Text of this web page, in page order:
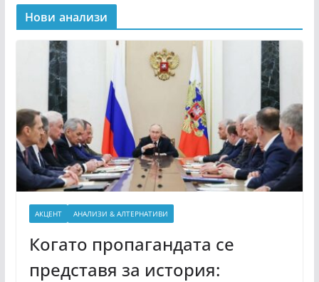
Нови анализи
АКЦЕНТ АНАЛИЗИ & АЛТЕРНАТИВИ
Когато пропагандата се
представя за история: